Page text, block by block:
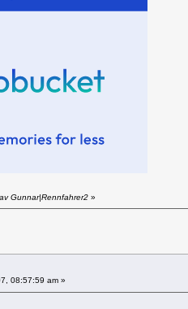
Gunnar|Rennfahrer2 »
08:57:59 am »